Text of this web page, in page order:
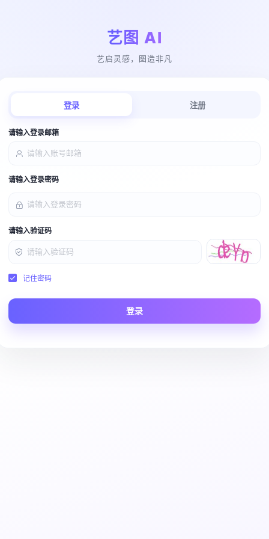
艺图 AI
艺启灵感，图造非凡
登录 注册
请输入登录邮箱
请输入登录密码
请输入验证码
记住密码
登录